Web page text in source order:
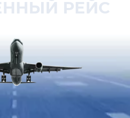
РЕЙС